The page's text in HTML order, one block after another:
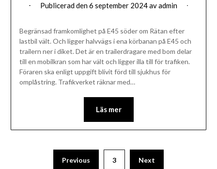
Publicerad den6 september 2024avadmin
Begränsad framkomlighet på E45 söder om Rätan efter
lastbil vält. Och ligger halvvägs i ena körbanan på E45 och
trailern ner i diket. Det är en trailerdragare med bom delar
till en mobilkran som har vält och ligger illa till för trafiken.
Föraren ska enligt uppgift blivit förd till sjukhus för
omplåstring. Trafikverket räknar med…
Läs mer
Previous 3 Next